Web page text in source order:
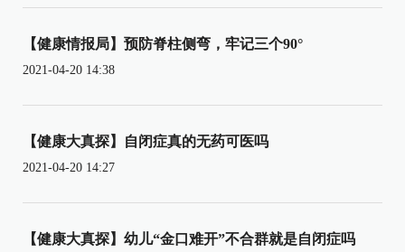
【健康情报局】预防脊柱侧弯，牢记三个90°
2021-04-20 14:38
【健康大真探】自闭症真的无药可医吗
2021-04-20 14:27
【健康大真探】幼儿“金口难开”不合群就是自闭症吗